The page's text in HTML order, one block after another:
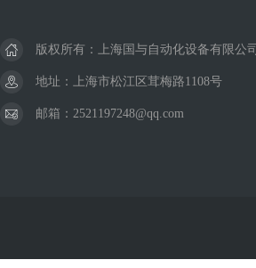
版权所有：上海国与自动化设备有限公司
地址：上海市松江区茸梅路1108号
邮箱：2521197248@qq.com